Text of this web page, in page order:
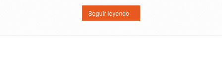
Seguir leyendo